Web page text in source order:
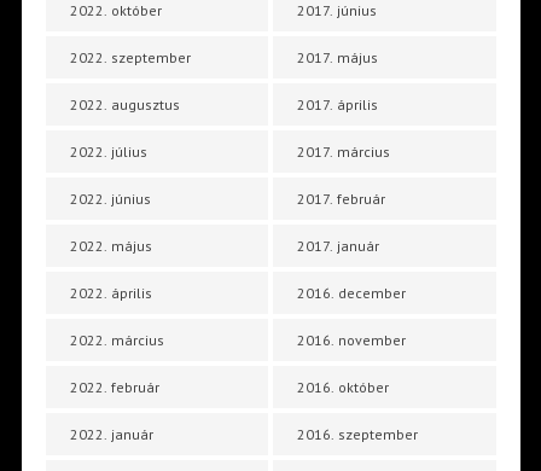
2022. október
2022. szeptember
2022. augusztus
2022. július
2022. június
2022. május
2022. április
2022. március
2022. február
2022. január
2017. június
2017. május
2017. április
2017. március
2017. február
2017. január
2016. december
2016. november
2016. október
2016. szeptember